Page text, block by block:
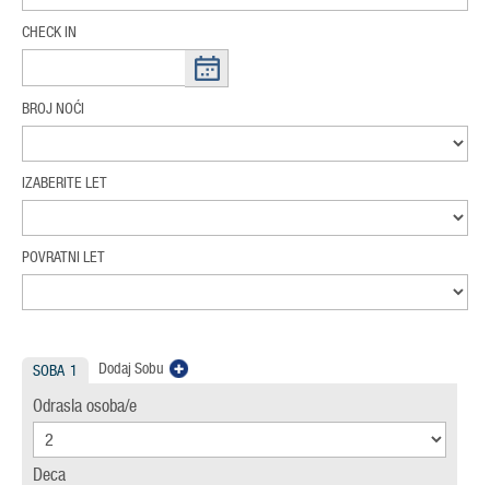
CHECK IN
BROJ NOĆI
IZABERITE LET
POVRATNI LET
SOBA 1 Dodaj Sobu
Odrasla osoba/e
Deca